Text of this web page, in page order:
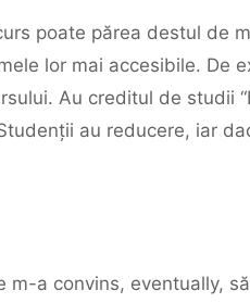
poate părea destul de
lor mai accesibile. De
Au creditul de studii
au reducere, iar
a convins, eventually,